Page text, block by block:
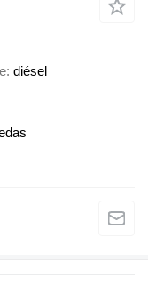
diésel